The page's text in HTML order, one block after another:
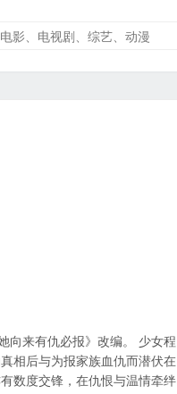
向来有仇必报》改编。 少女程
相后与为报家族血仇而潜伏在
数度交锋，在仇恨与温情牵绊